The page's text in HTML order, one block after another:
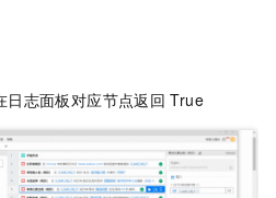
志面板对应节点返回 True